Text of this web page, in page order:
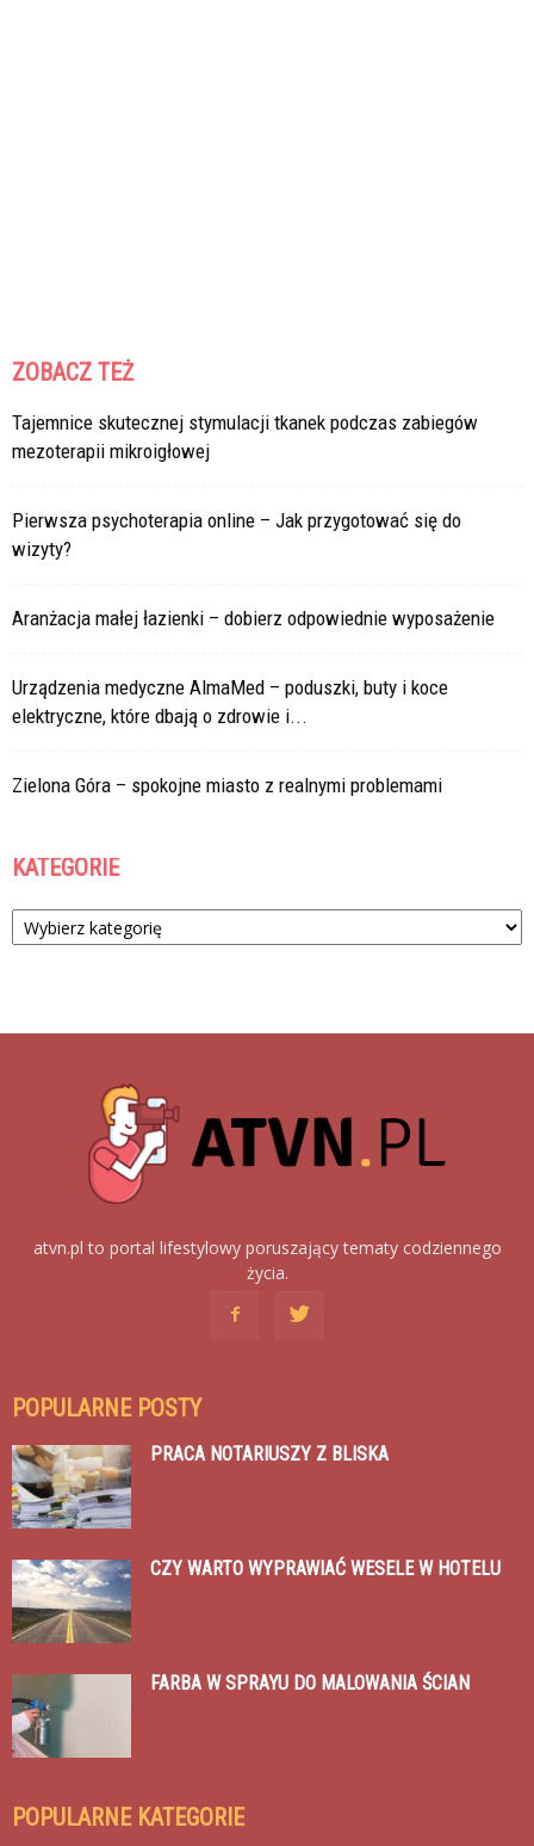
ZOBACZ TEŻ
Tajemnice skutecznej stymulacji tkanek podczas zabiegów
mezoterapii mikroigłowej
Pierwsza psychoterapia online – Jak przygotować się do
wizyty?
Aranżacja małej łazienki – dobierz odpowiednie wyposażenie
Urządzenia medyczne AlmaMed – poduszki, buty i koce
elektryczne, które dbają o zdrowie i...
Zielona Góra – spokojne miasto z realnymi problemami
KATEGORIE
Kategorie
atvn.pl to portal lifestylowy poruszający tematy codziennego
życia.
POPULARNE POSTY
PRACA NOTARIUSZY Z BLISKA
CZY WARTO WYPRAWIAĆ WESELE W HOTELU
FARBA W SPRAYU DO MALOWANIA ŚCIAN
POPULARNE KATEGORIE